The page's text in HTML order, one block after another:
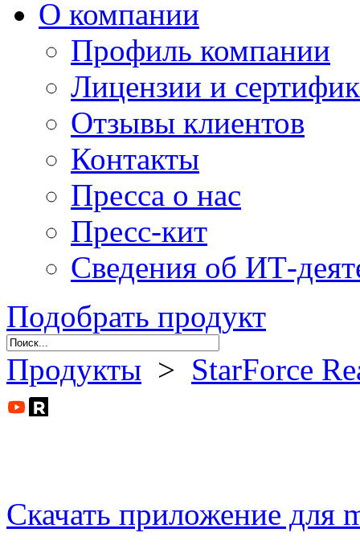
О компании
Профиль компании
Лицензии и
Отзывы клиентов
Контакты
Пресса о нас
Пресс-кит
Сведения об ИТ-
Подобрать продукт
Продукты > StarForce
Скачать приложение для